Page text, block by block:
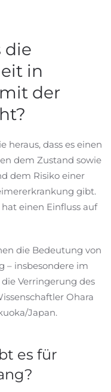
die
in
der
heraus, dass es einen
dem Zustand sowie
dem Risiko einer
gibt.
einen Einfluss auf
die Bedeutung von
– insbesondere im
Verringerung des
Ohara
Japan.
es für